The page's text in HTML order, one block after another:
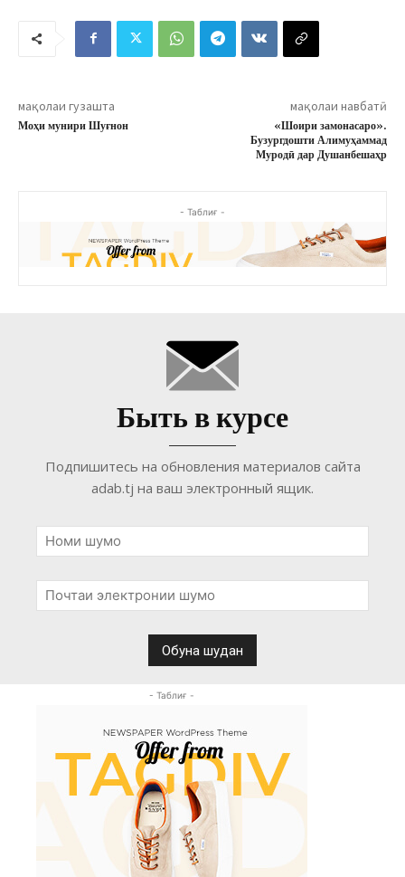
мақолаи гузашта
Моҳи мунири Шуғнон
мақолаи навбатӣ
«Шоири замонасаро».
Бузургдошти Алимуҳаммад
Муродӣ дар Душанбешаҳр
- Таблиғ -
Быть в курсе
Подпишитесь на обновления материалов сайта
adab.tj на ваш электронный ящик.
- Таблиғ -